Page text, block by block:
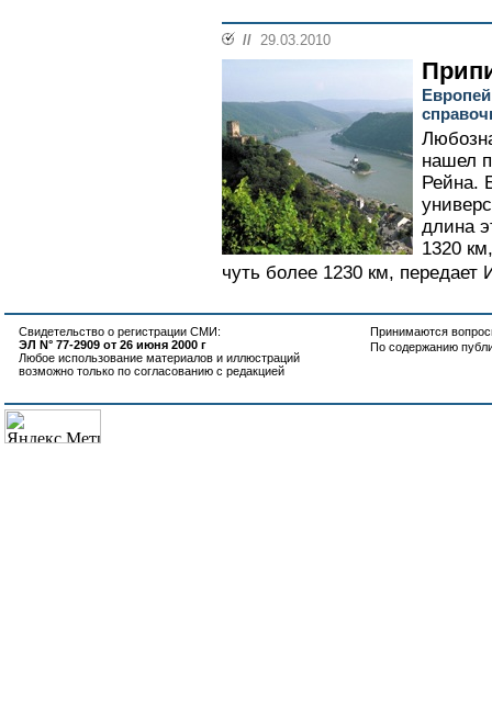
// 29.03.2010
нашел
Рейна.
длина
1320
чуть более 1230 км,
Свидетельство о регистрации СМИ:
ЭЛ N° 77-2909 от 26 июня 2000 г
Любое использование материалов и иллюстраций
возможно только по согласованию с редакцией
Принимаются
По содержанию